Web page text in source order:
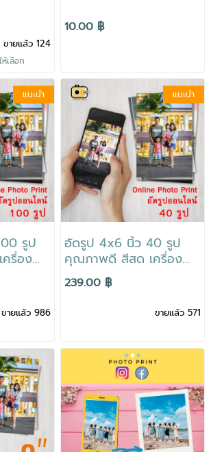
20 ใบ
ครบ
ต่งบ้าน
ขายแล้ว 124
เลือก
เลเซอร์ สั่งง่าย สะดวก ส่ง
ถึงบ้าน
10.00 ฿
แนะนำ
รูป
รื่อง
ดวก ส่ง
ฟรี
ขายแล้ว 986
แนะนำ
อัดรูป 4x6 นิ้ว 40 รูป
คุณภาพดี สีสด เครื่อง
เลเซอร์ สั่งง่าย สะดวก ส่ง
ถึงบ้าน พร้อมอัลบั้มฟรี
ส่งไฟล์รูปทางไลน์
239.00 ฿
ขายแล้ว 571